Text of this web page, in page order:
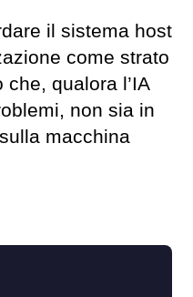
il sistema host
come strato
qualora l’IA
non sia in
macchina